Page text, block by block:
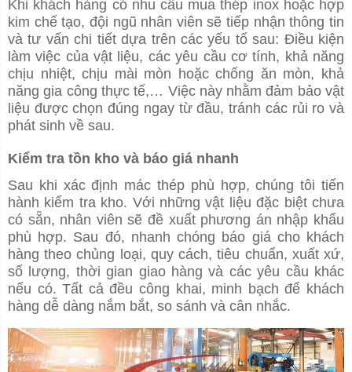
Khi khách hàng có nhu cầu mua thép inox hoặc hợp
kim chế tạo, đội ngũ nhân viên sẽ tiếp nhận thông tin
và tư vấn chi tiết dựa trên các yếu tố sau: Điều kiện
làm việc của vật liệu, các yêu cầu cơ tính, khả năng
chịu nhiệt, chịu mài mòn hoặc chống ăn mòn, khả
năng gia công thực tế,… Việc này nhằm đảm bảo vật
liệu được chọn đúng ngay từ đầu, tránh các rủi ro và
phát sinh về sau.
Kiểm tra tồn kho và báo giá nhanh
Sau khi xác định mác thép phù hợp, chúng tôi tiến
hành kiểm tra kho. Với những vật liệu đặc biệt chưa
có sẵn, nhân viên sẽ đề xuất phương án nhập khẩu
phù hợp. Sau đó, nhanh chóng báo giá cho khách
hàng theo chủng loại, quy cách, tiêu chuẩn, xuất xứ,
số lượng, thời gian giao hàng và các yêu cầu khác
nếu có. Tất cả đều công khai, minh bạch để khách
hàng dễ dàng nắm bắt, so sánh và cân nhắc.